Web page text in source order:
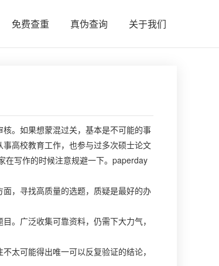
免费查重 真伪查询 关于我们
。如果想蒙混过关，基本是不可能的事
高校教育工作，也参与过多次硕士论文
在写作的时候注意规避一下。paperday
，寻找高质量的选题，质疑是最好的办
。广泛收集可靠资料，仍需下大力气，
太可能得出唯一可以反复验证的结论，